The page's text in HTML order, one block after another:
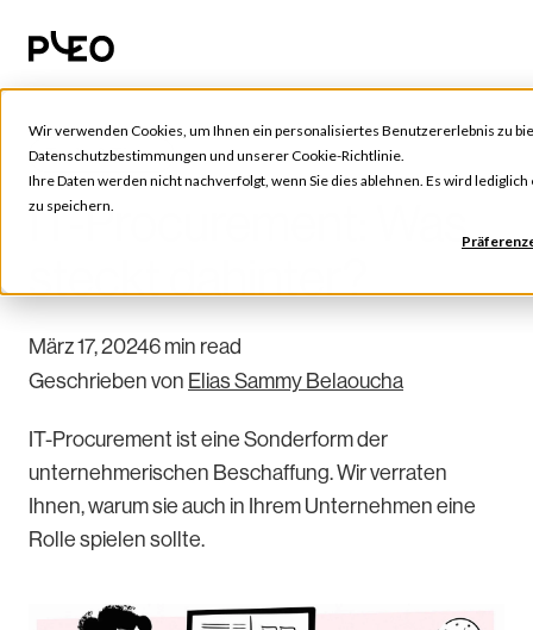
Wir verwenden Cookies, um Ihnen ein personalisiertes Benutzererlebnis zu
Datenschutzbestimmungen und unsererCookie-Richtlinie.
Ihre Daten werden nicht nachverfolgt, wenn Sie dies ablehnen. Es wird
zu speichern.
Tools & Tipps
IT-Procurement: Was
steckt dahinter?
März 17, 20246 min read
Geschrieben von Elias Sammy Belaoucha
IT-Procurement ist eine Sonderform der
unternehmerischen Beschaffung. Wir verraten
Ihnen, warum sie auch in Ihrem Unternehmen eine
Rolle spielen sollte.